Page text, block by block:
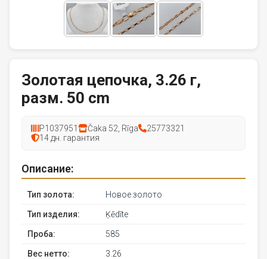
Золотая цепочка, 3.26 г,
разм. 50 cm
P1037951 Čaka 52, Rīga
25773321
14 дн. гарантия
Описание:
Тип золота: Новое золото
Тип изделия: Ķēdīte
Проба: 585
Вес нетто: 3.26